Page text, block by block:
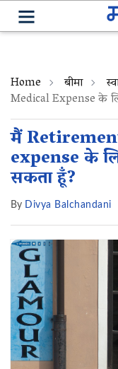
Home बीमा
Medical Expense के
मैं
expense के
सकता हूँ?
By Divya Balchandani